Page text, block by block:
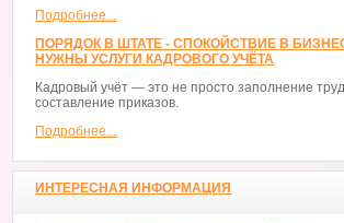
Подробнее...
ПОРЯДОК В ШТАТЕ - СПОКОЙСТВИЕ В
НУЖНЫ УСЛУГИ КАДРОВОГО УЧЁТА
Кадровый учёт — это не просто заполнение
составление приказов.
Подробнее...
ИНТЕРЕСНАЯ ИНФОРМАЦИЯ